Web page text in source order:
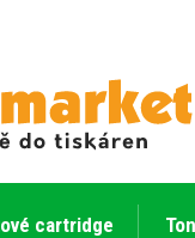
cartridge